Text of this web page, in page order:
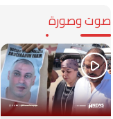
صوت وصورة